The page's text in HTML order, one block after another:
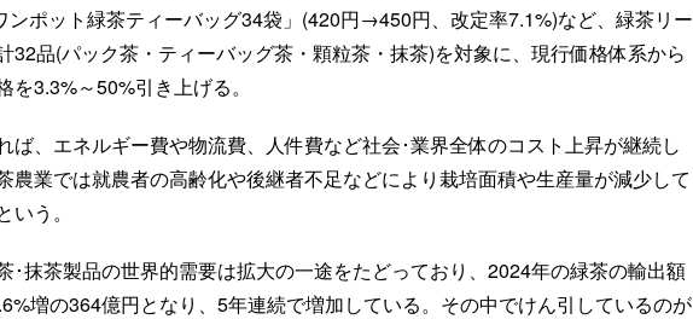
ンポット緑茶ティーバッグ34袋」(420円→450円、改定率7.1%)など、緑茶リー
32品(パック茶・ティーバッグ茶・顆粒茶・抹茶)を対象に、現行価格体系から
を3.3%～50%引き上げる。
ば、エネルギー費や物流費、人件費など社会･業界全体のコスト上昇が継続し
農業では就農者の高齢化や後継者不足などにより栽培面積や生産量が減少して
いう。
･抹茶製品の世界的需要は拡大の一途をたどっており、2024年の緑茶の輸出額
増の364億円となり、5年連続で増加している。その中でけん引しているのが